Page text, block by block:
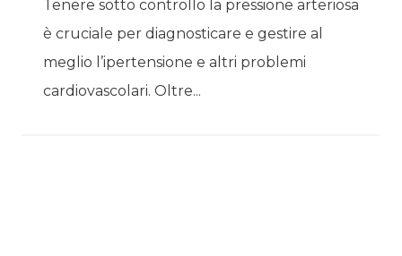
Tenere sotto controllo la pressione arteriosa
è cruciale per diagnosticare e gestire al
meglio l’ipertensione e altri problemi
cardiovascolari. Oltre...